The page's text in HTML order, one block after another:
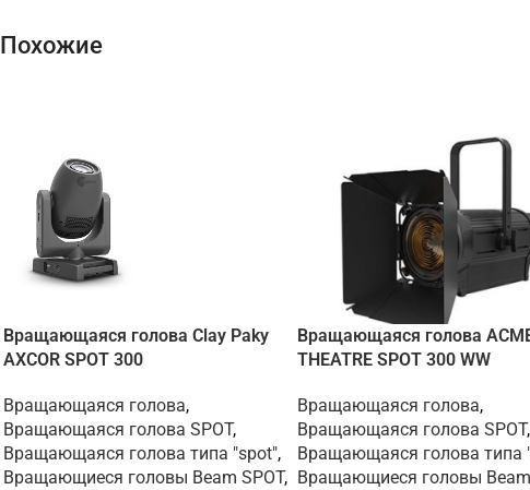
Похожие
Вращающаяся голова Clay Paky
AXCOR SPOT 300
Вращающаяся голова,
Вращающаяся голова SPOT,
Вращающаяся голова типа "spot",
Вращающиеся головы Beam SPOT,
Вращающаяся голова
THEATRE SPOT 300 WW
Вращающаяся голова,
Вращающаяся голова SPOT,
Вращающаяся голова типа
Вращающиеся головы Beam